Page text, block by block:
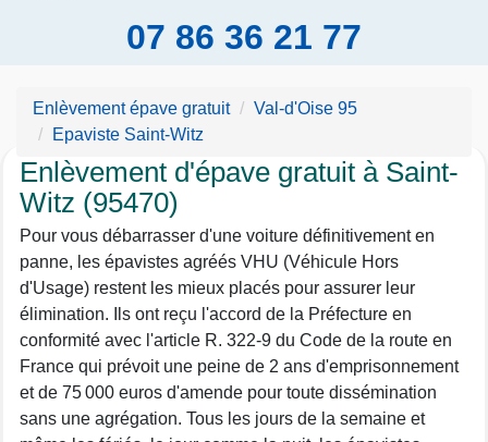
07 86 36 21 77
Enlèvement épave gratuit
Val-d'Oise 95
Epaviste Saint-Witz
Enlèvement d'épave gratuit à Saint-
Witz (95470)
Pour vous débarrasser d'une voiture définitivement en
panne, les épavistes agréés VHU (Véhicule Hors
d'Usage) restent les mieux placés pour assurer leur
élimination. Ils ont reçu l'accord de la Préfecture en
conformité avec l'article R. 322-9 du Code de la route en
France qui prévoit une peine de 2 ans d'emprisonnement
et de 75 000 euros d'amende pour toute dissémination
sans une agrégation. Tous les jours de la semaine et